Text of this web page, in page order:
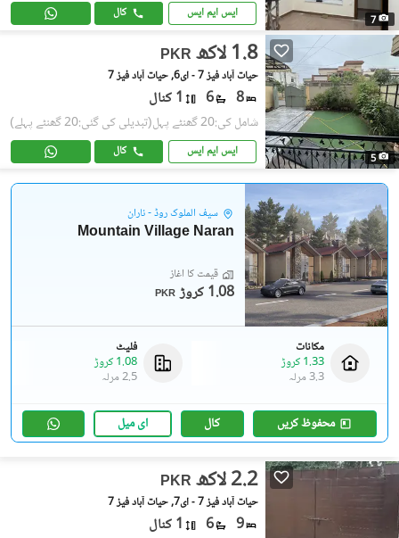
7 ایس ایم ایس کال
5
PKR 1.8 لاکھ
حیات آباد فیز 7 - ای6, حیات آباد فیز 7
8
6 1 کنال
شامل کی:20 گھنٹے پہل (تبدیلی کی گئی:20 گھنٹے پہلے)
ایس ایم ایس کال
سیف الملوک روڈ - ناران
Mountain Village Naran
قیمت کا آغاز
PKR 1.08 کروڑ
مکانات
1.33 کروڑ
3.3 مرلہ
فلیٹ
1.08 کروڑ
2.5 مرلہ
محفوظ کریں کال ای میل
PKR 2.2 لاکھ
حیات آباد فیز 7 - ای7, حیات آباد فیز 7
9
6 1 کنال